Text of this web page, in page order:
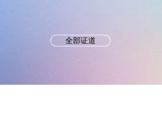
全部证道